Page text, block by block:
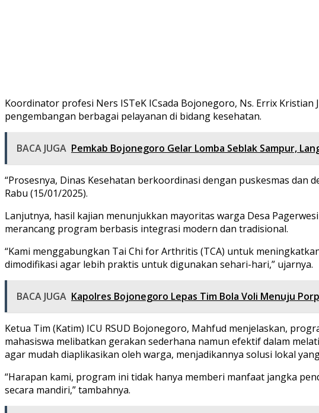
Koordinator profesi Ners ISTeK ICsada Bojonegoro, Ns. Errix Kristian
pengembangan berbagai pelayanan di bidang kesehatan.
BACA JUGA Pemkab Bojonegoro Gelar Lomba Seblak Sampur,
“Prosesnya, Dinas Kesehatan berkoordinasi dengan puskesmas
Rabu (15/01/2025).
Lanjutnya, hasil kajian menunjukkan mayoritas warga Desa
merancang program berbasis integrasi modern dan tradisional.
“Kami menggabungkan Tai Chi for Arthritis (TCA) untuk
dimodifikasi agar lebih praktis untuk digunakan sehari-hari,” ujarnya.
BACA JUGA Kapolres Bojonegoro Lepas Tim Bola Voli Menuju
Ketua Tim (Katim) ICU RSUD Bojonegoro, Mahfud menjelaskan,
mahasiswa melibatkan gerakan sederhana namun efektif dalam
agar mudah diaplikasikan oleh warga, menjadikannya solusi lokal
“Harapan kami, program ini tidak hanya memberi manfaat jangka
secara mandiri,” tambahnya.